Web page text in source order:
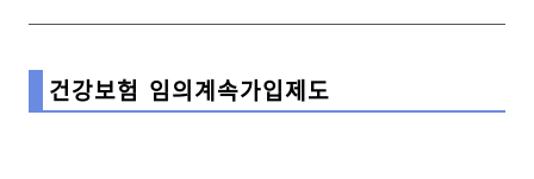
건강보험 임의계속가입제도